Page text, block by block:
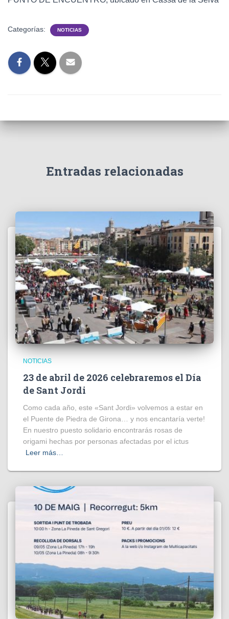
Categorías: NOTICIAS
Entradas relacionadas
NOTICIAS
23 de abril de 2026 celebraremos el Día
de Sant Jordi
Como cada año, este «Sant Jordi» volvemos a estar en
el Puente de Piedra de Girona… y nos encantaría verte!
En nuestro puesto solidario encontrarás rosas de
origami hechas por personas afectadas por el ictus
Leer más…